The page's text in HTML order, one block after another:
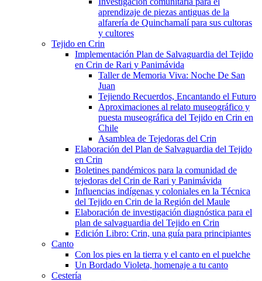
aprendizaje de piezas antiguas de la
alfarería de Quinchamalí para sus cultoras
y cultores
Tejido en Crin
Implementación Plan de Salvaguardia del Tejido
en Crin de Rari y Panimávida
Taller de Memoria Viva: Noche De San
Juan
Tejiendo Recuerdos, Encantando el Futuro
Aproximaciones al relato museográfico y
puesta museográfica del Tejido en Crin en
Chile
Asamblea de Tejedoras del Crin
Elaboración del Plan de Salvaguardia del Tejido
en Crin
Boletines pandémicos para la comunidad de
tejedoras del Crin de Rari y Panimávida
Influencias indígenas y coloniales en la Técnica
del Tejido en Crin de la Región del Maule
Elaboración de investigación diagnóstica para el
plan de salvaguardia del Tejido en Crin
Edición Libro: Crin, una guía para principiantes
Canto
Con los pies en la tierra y el canto en el puelche
Un Bordado Violeta, homenaje a tu canto
Cestería